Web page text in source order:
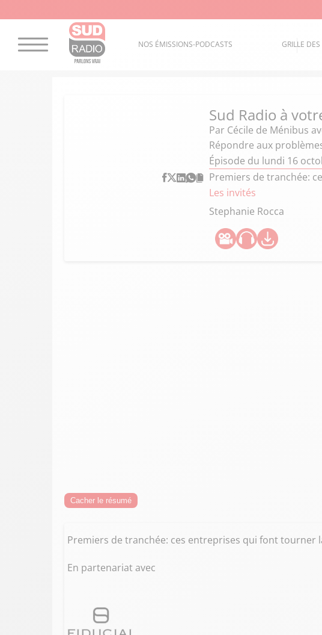
NOS ÉMISSIONS-PODCASTS GRILLE
Sud Radio à
Par Cécile de Ménibus
Répondre aux
Épisode du lundi 16
Premiers de tranchée:
Les invités
Stephanie Rocca
Cacher le résumé
Premiers de tranchée: ces entreprises qui font tourner
En partenariat avec